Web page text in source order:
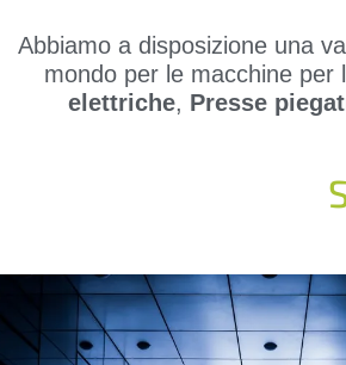
Abbiamo a disposizione una
mondo per le macchine per
elettriche, Presse